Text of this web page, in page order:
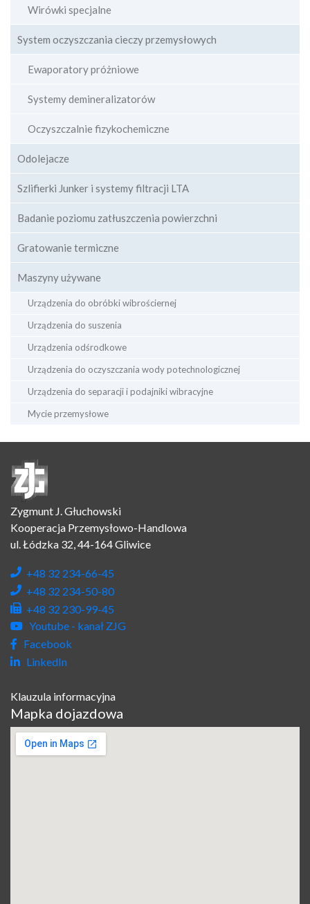
Wirówki specjalne
System oczyszczania cieczy przemysłowych
Ewaporatory próżniowe
Systemy demineralizatorów
Oczyszczalnie fizykochemiczne
Odolejacze
Szlifierki Junker i systemy filtracji LTA
Badanie poziomu zatłuszczenia powierzchni
Gratowanie termiczne
Maszyny używane
Urządzenia do obróbki wibrościernej
Urządzenia do suszenia
Urządzenia odśrodkowe
Urządzenia do oczyszczania wody potechnologicznej
Urządzenia do separacji i podajniki wibracyjne
Mycie przemysłowe
Zygmunt J. Głuchowski
Kooperacja Przemysłowo-Handlowa
ul. Łódzka 32, 44-164 Gliwice
+48 32 234-66-45
+48 32 234-50-80
+48 32 230-99-45
Youtube - kanał ZJG
Facebook
LinkedIn
Klauzula informacyjna
Mapka dojazdowa